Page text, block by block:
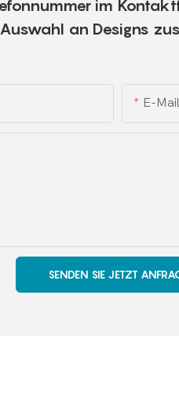
im
an Designs
E-Mail
SENDEN SIE JETZT